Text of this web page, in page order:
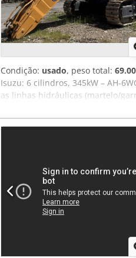
Condição: usado, peso total:
Isuzu: 6 cilindros, 345kW – AH-
as linhas hidráulicas (martelo/
Quick OQ90 ou Lehnhoff HS80
transporte 3,93m Largura de
revisada e reparada na nossa
filtros, incluindo 650 litros de